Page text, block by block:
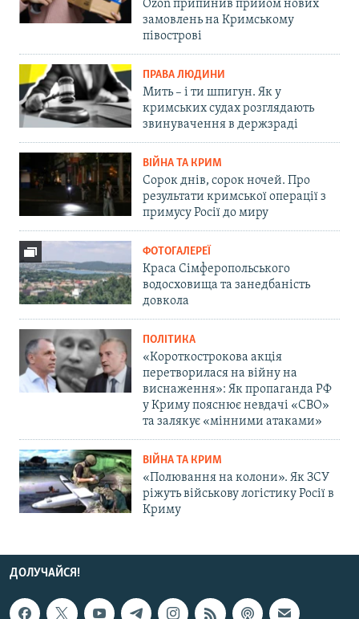
Ozon припинив прийом нових
замовлень на Кримському
півострові
ПРАВА ЛЮДИНИ
Мить – і ти шпигун. Як у
кримських судах розглядають
звинувачення в держзраді
ВІЙНА ТА КРИМ
Сорок днів, сорок ночей. Про
результати кримської операції з
примусу Росії до миру
ФОТОГАЛЕРЕЇ
Краса Сімферопольського
водосховища та занедбаність
довкола
ПОЛІТИКА
«Короткострокова акція
перетворилася на війну на
виснаження»: Як пропаганда РФ
у Криму пояснює невдачі «СВО»
та залякує «мінними атаками»
ВІЙНА ТА КРИМ
«Полювання на колони». Як ЗСУ
ріжуть військову логістику Росії в
Криму
ДОЛУЧАЙСЯ!